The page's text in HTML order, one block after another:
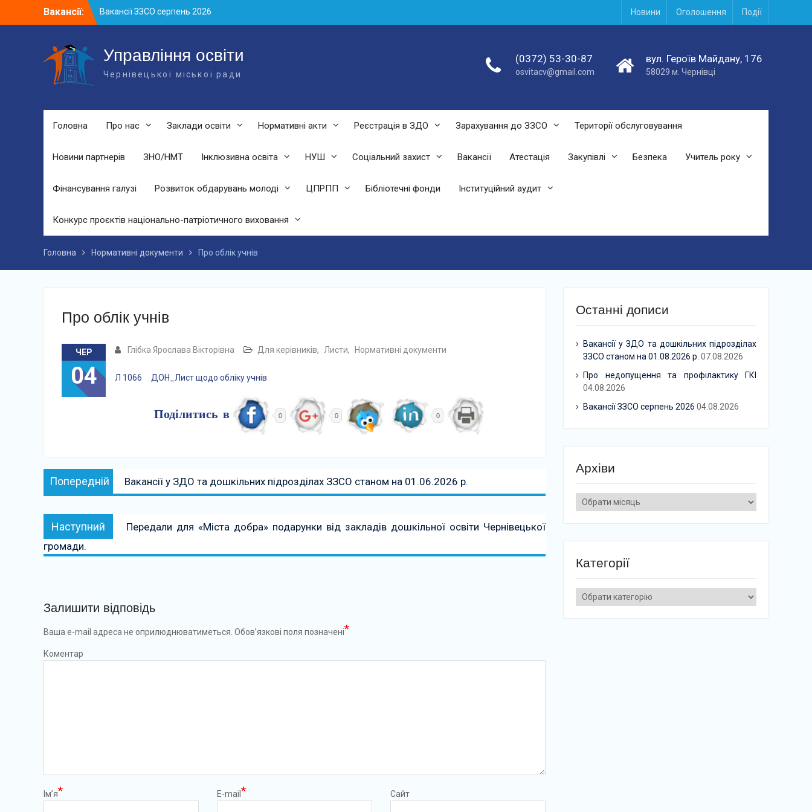
Вакансії:
Вакансії ЗЗСО серпень 2026
Вакансії ЗЗСО червень 2026
підрозділах ЗЗСО станом на 01.08.2026
р.
Новини Оголошення Події
Управління освіти
Чернівецької міської ради
(0372) 53-30-87
osvitacv@gmail.com
вул. Героїв Майдану, 176
58029 м. Чернівці
Головна Про нас Заклади освіти Нормативні акти Реєстрація в ЗДО Зарахування до ЗЗСО Території обслуговування
Новини партнерів ЗНО/НМТ Інклюзивна освіта НУШ Соціальний захист Вакансії Атестація Закупівлі Безпека Учитель року
Фінансування галузі Розвиток обдарувань молоді ЦПРПП Бібліотечні фонди Інституційний аудит
Конкурс проєктів національно-патріотичного виховання
Головна Нормативні документи Про облік учнів
Про облік учнів
ЧЕР
04
Глібка Ярослава Вікторівна Для керівників, Листи, Нормативні документи
Л 1066 ДОН_Лист щодо обліку учнів
Поділитись в 0 0 0
Навігація
записів
Попередній Попередній:
Вакансії у ЗДО та дошкільних підрозділах ЗЗСО станом на 01.06.2026 р.
Наступний Наступний:
Передали для «Міста добра» подарунки від закладів дошкільної освіти Чернівецької
громади.
Залишити відповідь
Ваша e-mail адреса не оприлюднюватиметься. Обов’язкові поля позначені*
Коментар
Ім’я* E-mail * Сайт
Останні дописи
Вакансії у ЗДО та дошкільних підрозділах
ЗЗСО станом на 01.08.2026 р. 07.08.2026
Про недопущення та профілактику ГКІ
04.08.2026
Вакансії ЗЗСО серпень 2026 04.08.2026
Архіви
Архіви
Категорії
Категорії